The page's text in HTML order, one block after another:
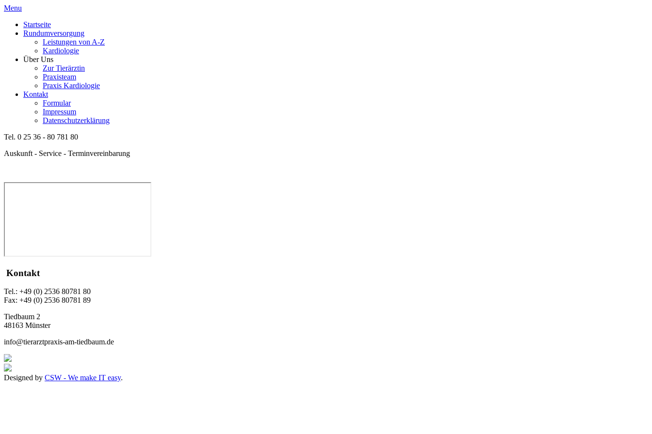
Menu
Startseite
Rundumversorgung
Leistungen von A-Z
Kardiologie
Über Uns
Zur Tierärztin
Praxisteam
Praxis Kardiologie
Kontakt
Formular
Impressum
Datenschutzerklärung
Tel. 0 25 36 - 80 781 80
Auskunft - Service - Terminvereinbarung
Kontakt
Tel.: +49 (0) 2536 80781 80
Fax: +49 (0) 2536 80781 89
Tiedbaum 2
48163 Münster
info@tierarztpraxis-am-tiedbaum.de
Designed by CSW - We make IT easy.